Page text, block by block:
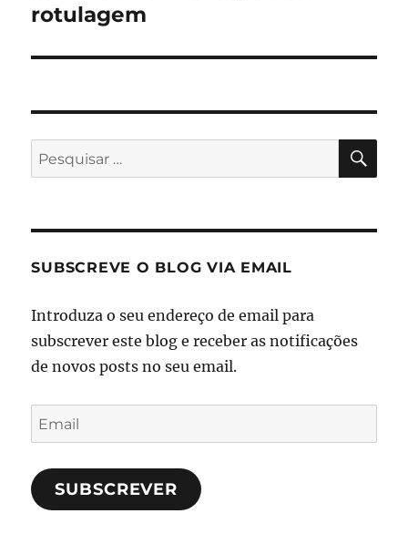
seguinte:
rotulagem
Pesquisar
por:
SUBSCREVE O BLOG VIA EMAIL
Introduza o seu endereço de email para
subscrever este blog e receber as notificações
de novos posts no seu email.
Email
SUBSCREVER